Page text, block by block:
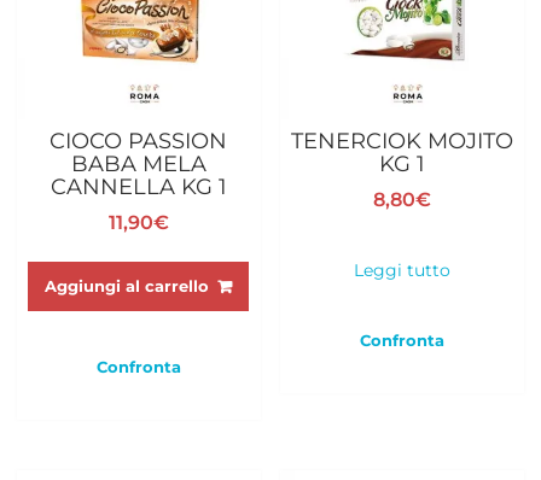
CIOCO PASSION
BABA MELA
CANNELLA KG 1
11,90€
Aggiungi al carrello
Confronta
TENERCIOK MOJITO
KG 1
8,80€
Leggi tutto
Confronta